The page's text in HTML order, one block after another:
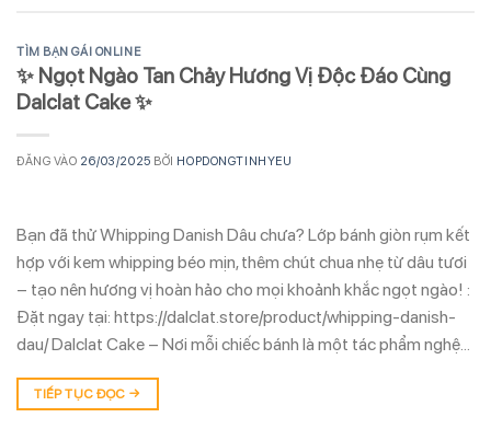
TÌM BẠN GÁI ONLINE
✨ Ngọt Ngào Tan Chảy Hương Vị Độc Đáo Cùng
Dalclat Cake ✨
ĐĂNG VÀO 26/03/2025 BỞI HOPDONGTINHYEU
Bạn đã thử Whipping Danish Dâu chưa? Lớp bánh giòn rụm kết
hợp với kem whipping béo mịn, thêm chút chua nhẹ từ dâu tươi
– tạo nên hương vị hoàn hảo cho mọi khoảnh khắc ngọt ngào! :
Đặt ngay tại: https://dalclat.store/product/whipping-danish-
dau/ Dalclat Cake – Nơi mỗi chiếc bánh là một tác phẩm nghệ…
TIẾP TỤC ĐỌC →